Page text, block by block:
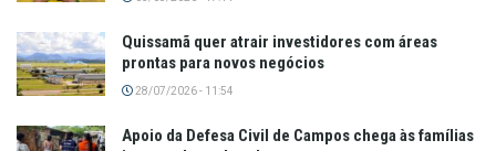
Quissamã quer atrair investidores com áreas
prontas para novos negócios
28/07/2026 - 11:54
Apoio da Defesa Civil de Campos chega às famílias